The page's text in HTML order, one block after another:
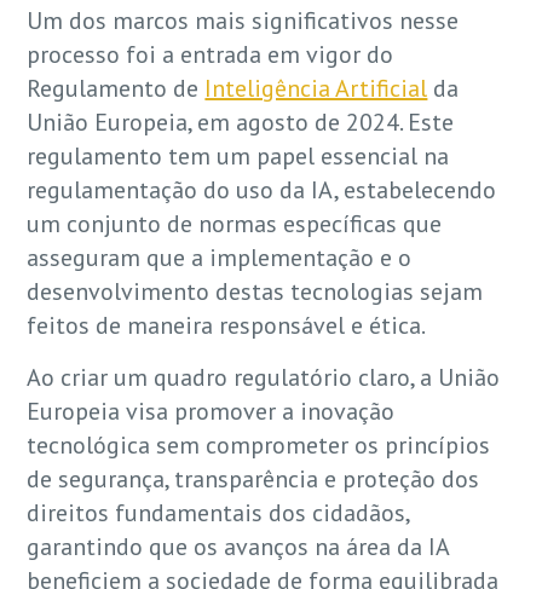
Um dos marcos mais significativos nesse
processo foi a entrada em vigor do
Regulamento de Inteligência Artificial da
União Europeia, em agosto de 2024. Este
regulamento tem um papel essencial na
regulamentação do uso da IA, estabelecendo
um conjunto de normas específicas que
asseguram que a implementação e o
desenvolvimento destas tecnologias sejam
feitos de maneira responsável e ética.
Ao criar um quadro regulatório claro, a União
Europeia visa promover a inovação
tecnológica sem comprometer os princípios
de segurança, transparência e proteção dos
direitos fundamentais dos cidadãos,
garantindo que os avanços na área da IA
beneficiem a sociedade de forma equilibrada